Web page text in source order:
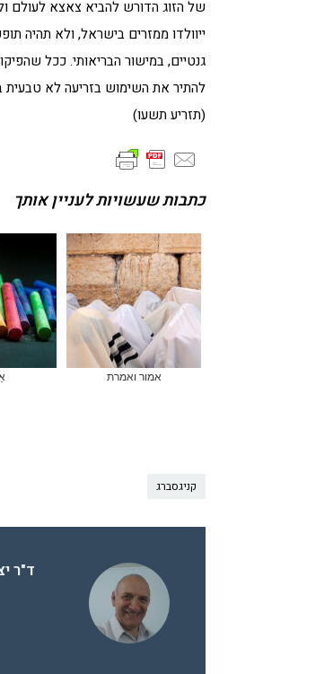
של הזוג הדורש להביא צאצא לעולם
ייוולדו ממזרים בישראל, ולא תהיה
גנטיים, במישור הבריאותי. ככל
להתיר את השימוש בזריעה לא
(תזריע תשעו)
כתבות שעשויות לעניין אותך
אמור ואמרת
קניגסברג
ד"ר